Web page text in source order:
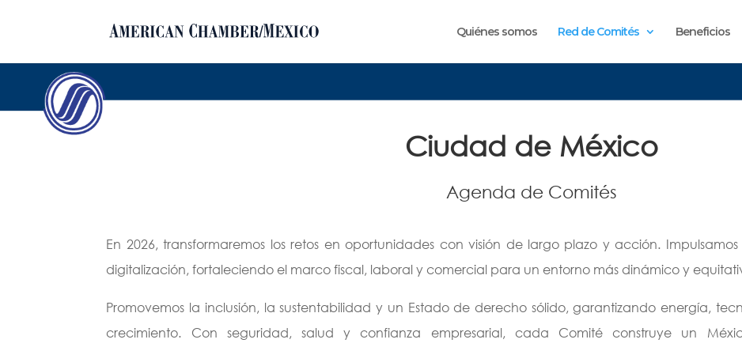
Quiénes somos Red de Comités Beneficios
Ciudad de México
Agenda de Comités
En 2026, transformaremos los retos en oportunidades con visión de largo plazo y acción.
digitalización, fortaleciendo el marco fiscal, laboral y comercial para un entorno más dinámico y
Promovemos la inclusión, la sustentabilidad y un Estado de derecho sólido, garantizando energía,
crecimiento. Con seguridad, salud y confianza empresarial, cada Comité construye un